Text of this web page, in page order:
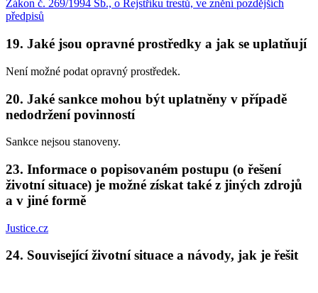
Zákon č. 269/1994 Sb., o Rejstříku trestů, ve znění pozdějších
předpisů
19. Jaké jsou opravné prostředky a jak se uplatňují
Není možné podat opravný prostředek.
20. Jaké sankce mohou být uplatněny v případě
nedodržení povinností
Sankce nejsou stanoveny.
23. Informace o popisovaném postupu (o řešení
životní situace) je možné získat také z jiných zdrojů
a v jiné formě
Justice.cz
24. Související životní situace a návody, jak je řešit